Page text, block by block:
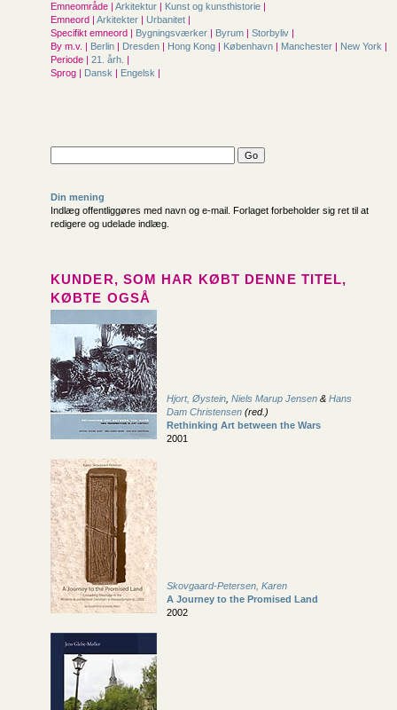
Emneområde | Arkitektur | Kunst og kunsthistorie |
Emneord | Arkitekter | Urbanitet |
Specifikt emneord | Bygningsværker | Byrum | Storbyliv |
By m.v. | Berlin | Dresden | Hong Kong | København | Manchester | New York |
Periode | 21. årh. |
Sprog | Dansk | Engelsk |
Din mening
Indlæg offentliggøres med navn og e-mail. Forlaget forbeholder sig ret til at
redigere og udelade indlæg.
KUNDER, SOM HAR KØBT DENNE TITEL,
KØBTE OGSÅ
Hjort, Øystein Niels Marup Jensen & Hans
Dam Christensen (red.)
Rethinking Art between the Wars
2001
Skovgaard-Petersen, Karen
A Journey to the Promised Land
2002